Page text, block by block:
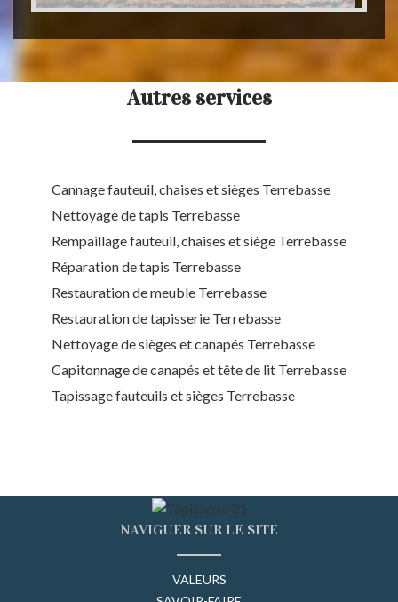
Autres services
Cannage fauteuil, chaises et sièges Terrebasse
Nettoyage de tapis Terrebasse
Rempaillage fauteuil, chaises et siège Terrebasse
Réparation de tapis Terrebasse
Restauration de meuble Terrebasse
Restauration de tapisserie Terrebasse
Nettoyage de sièges et canapés Terrebasse
Capitonnage de canapés et tête de lit Terrebasse
Tapissage fauteuils et sièges Terrebasse
NAVIGUER SUR LE SITE
VALEURS